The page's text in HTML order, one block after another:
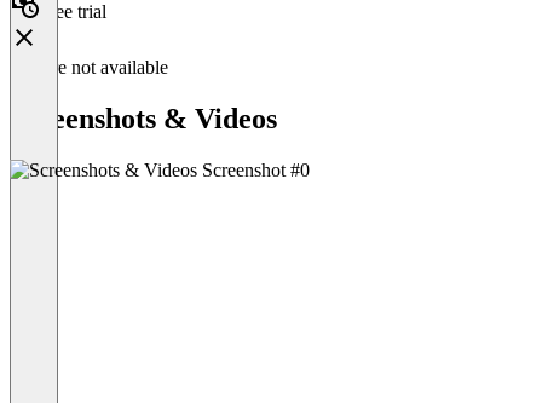
Free trial
Feature not available
Screenshots & Videos